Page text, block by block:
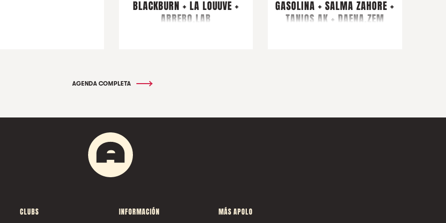
BLACKBURN + LA LOUUVE +
ARREBO.LAB
GASOLINA + SALMA ZAHORE +
TANIOS AK + DAENA.ZEM
AGENDA COMPLETA
CLUBS INFORMACIÓN MÁS APOLO